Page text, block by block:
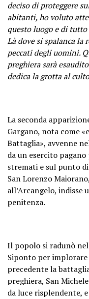
deciso di proteggere
abitanti, ho voluto
questo luogo e di tutto
Là dove si spalanca la
peccati degli uomini.
preghiera sarà
dedica la grotta al
La seconda
Gargano, nota come
Battaglia», avvenne
da un esercito
stremati e sul punto
San Lorenzo
all’Arcangelo, indisse
penitenza.
Il popolo si radunò
Siponto per
precedente la
preghiera, San
da luce risplendente,